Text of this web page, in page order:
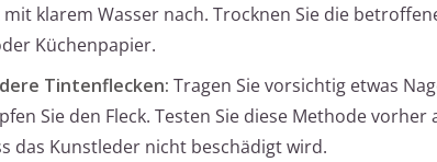
klarem Wasser nach. Trocknen Sie die
Küchenpapier.
Tintenflecken: Tragen Sie vorsichtig etwas
Sie den Fleck. Testen Sie diese Methode
das Kunstleder nicht beschädigt wird.